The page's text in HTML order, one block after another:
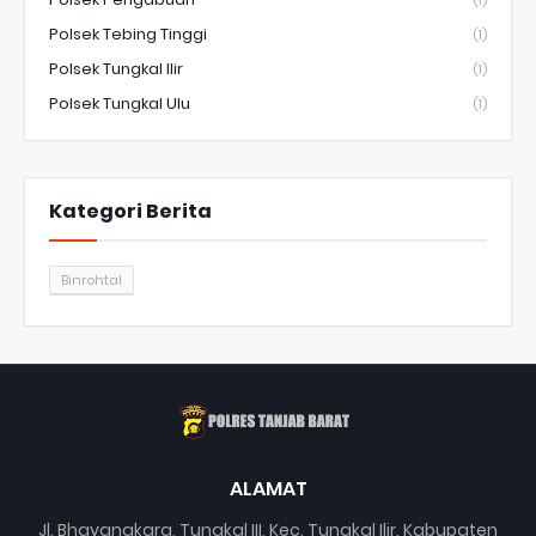
Polsek Tebing Tinggi (1)
Polsek Tungkal Ilir (1)
Polsek Tungkal Ulu (1)
Kategori Berita
Binrohtal
ALAMAT
Jl. Bhayangkara, Tungkal III, Kec. Tungkal Ilir, Kabupaten